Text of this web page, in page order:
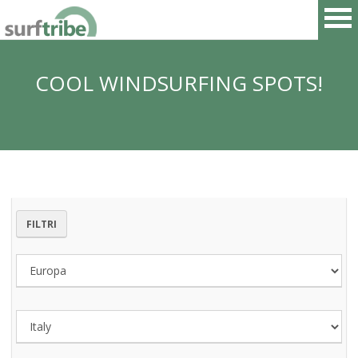
KITESURF
SNOWBOARD
SUP
COOL WINDSURFING SPOTS!
FILTRI